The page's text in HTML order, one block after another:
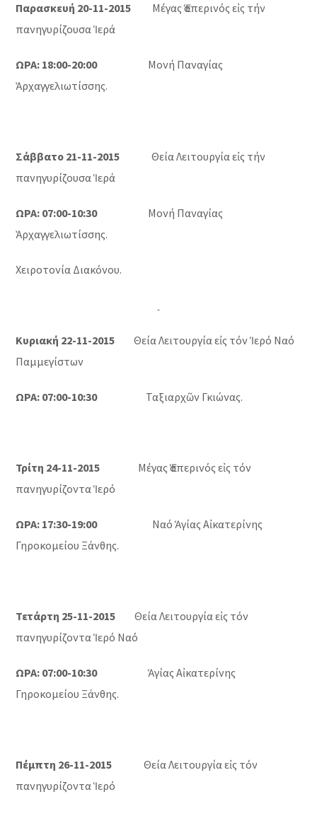
Παρασκευή 20-11-2015 Μέγας Ἑσπερινός εἰς τήν
πανηγυρίζουσα Ἱερά
ΩΡΑ: 18:00-20:00 Μονή Παναγίας
Ἀρχαγγελιωτίσσης.
Σάββατο 21-11-2015 Θεία Λειτουργία εἰς τήν
πανηγυρίζουσα Ἱερά
ΩΡΑ: 07:00-10:30 Μονή Παναγίας
Ἀρχαγγελιωτίσσης.
Χειροτονία Διακόνου.
Κυριακή 22-11-2015 Θεία Λειτουργία εἰς τόν Ἱερό Ναό
Παμμεγίστων
ΩΡΑ: 07:00-10:30 Ταξιαρχῶν Γκιώνας.
Τρίτη 24-11-2015 Μέγας Ἑσπερινός εἰς τόν
πανηγυρίζοντα Ἱερό
ΩΡΑ: 17:30-19:00
Ναό Ἁγίας Αἰκατερίνης
Γηροκομείου Ξάνθης.
Τετάρτη 25-11-2015
Θεία Λειτουργία εἰς τόν
πανηγυρίζοντα Ἱερό Ναό
ΩΡΑ: 07:00-10:30
Ἁγίας Αἰκατερίνης
Γηροκομείου Ξάνθης.
Πέμπτη 26-11-2015 Θεία Λειτουργία εἰς τόν
πανηγυρίζοντα Ἱερό